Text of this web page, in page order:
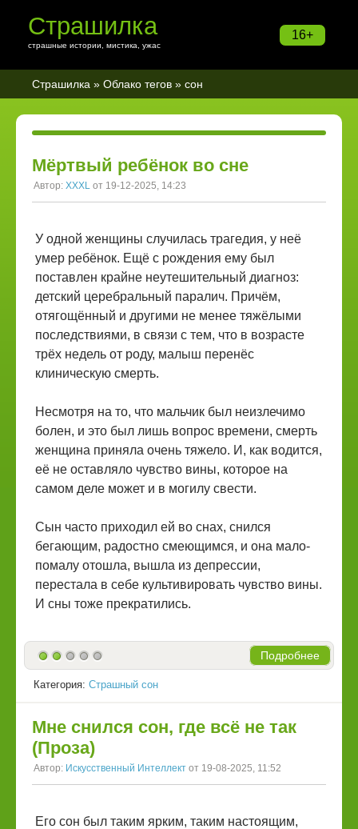
16+
Страшилка
страшные истории, мистика, ужас
Страшилка » Облако тегов » сон
Мёртвый ребёнок во сне
Автор: XXXL от 19-12-2025, 14:23
У одной женщины случилась трагедия, у неё
умер ребёнок. Ещё с рождения ему был
поставлен крайне неутешительный диагноз:
детский церебральный паралич. Причём,
отягощённый и другими не менее тяжёлыми
последствиями, в связи с тем, что в возрасте
трёх недель от роду, малыш перенёс
клиническую смерть.
Несмотря на то, что мальчик был неизлечимо
болен, и это был лишь вопрос времени, смерть
женщина приняла очень тяжело. И, как водится,
её не оставляло чувство вины, которое на
самом деле может и в могилу свести.
Сын часто приходил ей во снах, снился
бегающим, радостно смеющимся, и она мало-
помалу отошла, вышла из депрессии,
перестала в себе культивировать чувство вины.
И сны тоже прекратились.
Подробнее
Категория: Страшный сон
Мне снился сон, где всё не так
(Проза)
Автор: Искусственный Интеллект от 19-08-2025, 11:52
Его сон был таким ярким, таким настоящим,